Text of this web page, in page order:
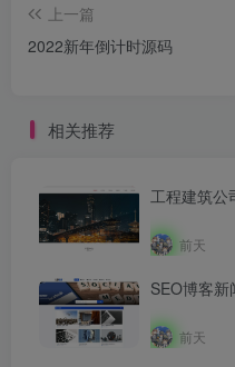
上一篇
2022新年倒计时源码
相关推荐
工程建筑公
前天
SEO博客
前天